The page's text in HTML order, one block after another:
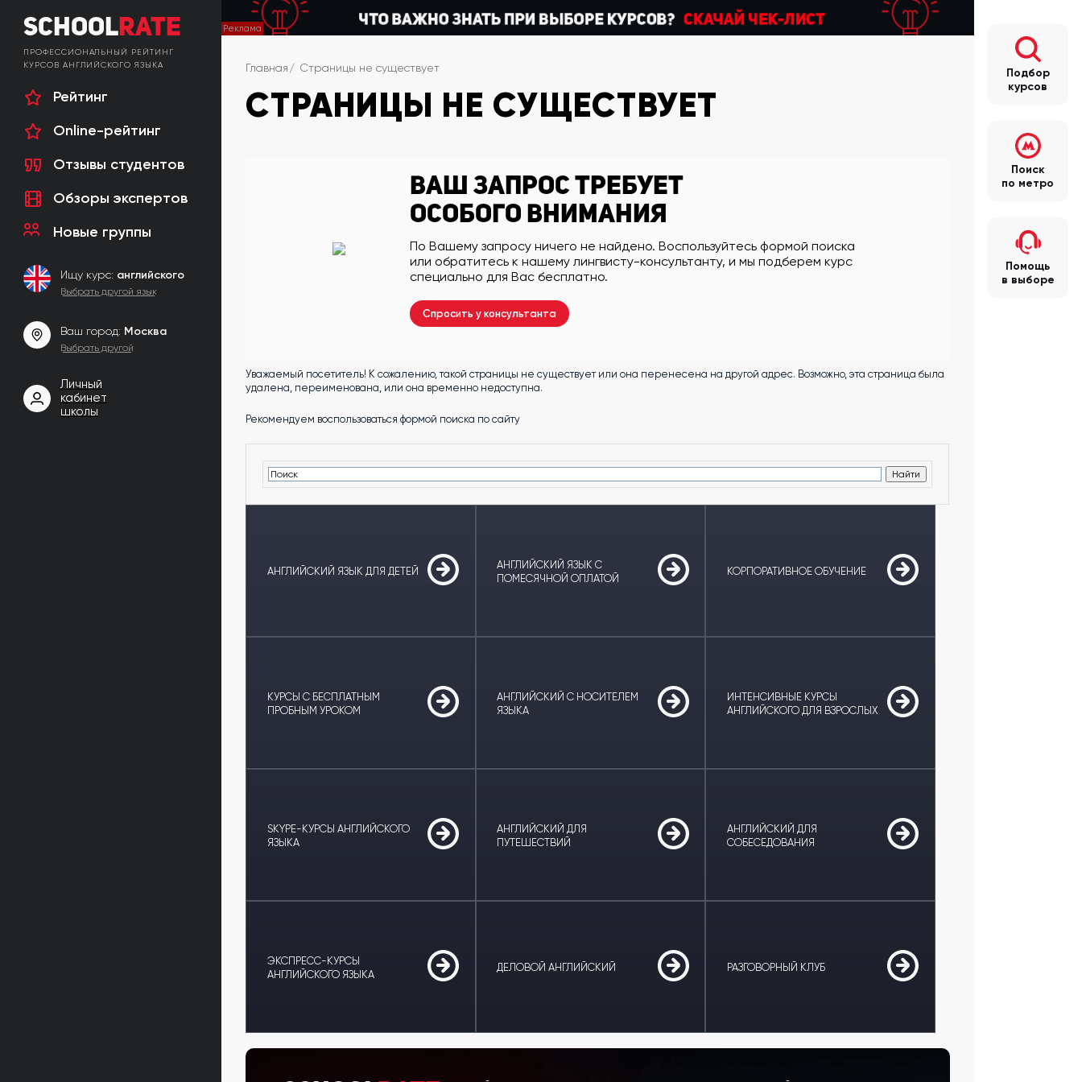
SchoolRate
ПРОФЕССИОНАЛЬНЫЙ РЕЙТИНГ
КУРСОВ АНГЛИЙСКОГО ЯЗЫКА
Рейтинг
Online-рейтинг
Отзывы студентов
Обзоры экспертов
Новые группы
Ищу курс: английского
Выбрать другой язык
Ваш город: Москва
Выбрать другой
Личный
кабинет
школы
Главная Страницы не существует
СТРАНИЦЫ НЕ СУЩЕСТВУЕТ
Ваш запрос требует
особого внимания
По Вашему запросу ничего не найдено. Воспользуйтесь формой поиска
или обратитесь к нашему лингвисту-консультанту, и мы подберем курс
специально для Вас бесплатно.
Спросить у консультанта
Уважаемый посетитель! К сожалению, такой страницы не существует или она перенесена на другой адрес. Возможно, эта страница была
удалена, переименована, или она временно недоступна.
Рекомендуем воспользоваться формой поиска по сайту
АНГЛИЙСКИЙ ЯЗЫК ДЛЯ ДЕТЕЙ
АНГЛИЙСКИЙ ЯЗЫК С
ПОМЕСЯЧНОЙ ОПЛАТОЙ
КОРПОРАТИВНОЕ ОБУЧЕНИЕ
КУРСЫ С БЕСПЛАТНЫМ
ПРОБНЫМ УРОКОМ
АНГЛИЙСКИЙ С НОСИТЕЛЕМ
ЯЗЫКА
ИНТЕНСИВНЫЕ КУРСЫ
АНГЛИЙСКОГО ДЛЯ ВЗРОСЛЫХ
SKYPE-КУРСЫ АНГЛИЙСКОГО
ЯЗЫКА
АНГЛИЙСКИЙ ДЛЯ
ПУТЕШЕСТВИЙ
АНГЛИЙСКИЙ ДЛЯ
СОБЕСЕДОВАНИЯ
ЭКСПРЕСС-КУРСЫ
АНГЛИЙСКОГО ЯЗЫКА
ДЕЛОВОЙ АНГЛИЙСКИЙ РАЗГОВОРНЫЙ КЛУБ
Подбор
курсов
Поиск
по метро
Помощь
в выборе